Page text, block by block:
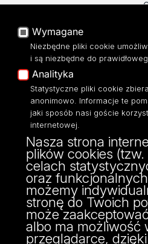
Baza Aktów Własnych
Moodle
Eksperci UŁ
Polityka Prywatności
Dostępność
ul. Narutowicza 68, 90-136
NIP: 724 000 32 43
Adres do doręczeń
AE:PL-74796-17640-IHHIV-17
KONTAKT
Wymagane
Niezbędne pliki cookie
i są niezbędne do
Analityka
Statystyczne pliki cookie
anonimowo. Informacje te
jaki sposób nasi goście
internetowej.
Nasza strona
plików cookies
celach
oraz
możemy
stronę do Twoich
może
albo ma możliwość
przeglądarce,